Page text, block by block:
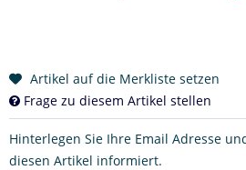
Artikel auf die Merkliste setzen
Frage zu diesem Artikel stellen
Hinterlegen Sie Ihre Email Adresse
diesen Artikel informiert.